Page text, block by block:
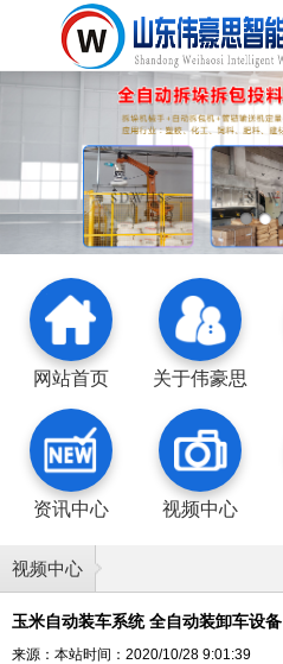
网站首页 关于伟豪思
资讯中心 视频中心
视频中心
玉米自动装车系统 全自动装卸车设备
来源：本站时间：2020/10/28 9:01:39